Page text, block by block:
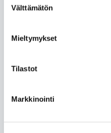
valinta
Välttämätön
Mieltymykset
Tilastot
Markkinointi
Lue lisää